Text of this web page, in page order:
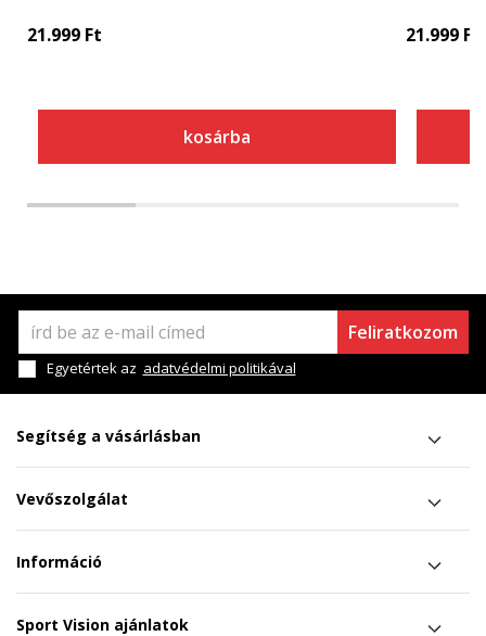
21.999 Ft
kosárba
21.999 Ft
Feliratkozom
Egyetértek az adatvédelmi politikával
Segítség a vásárlásban
Vevőszolgálat
Információ
Sport Vision ajánlatok